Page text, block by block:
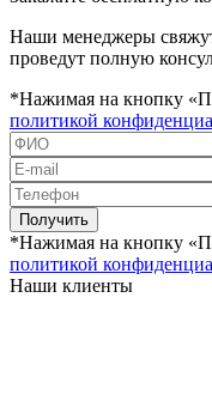
Наши менеджеры
проведут полную
*Нажимая на кнопку
политикой
Получить
*Нажимая на кнопку
политикой
Наши клиенты